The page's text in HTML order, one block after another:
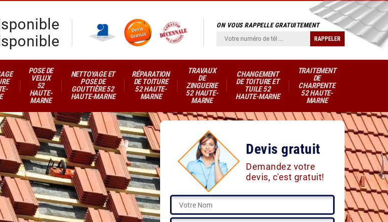
ON VOUS RAPPELLE GRATUITEMENT
POSE DE
VELUX
52
HAUTE-
MARNE
NETTOYAGE ET
POSE DE
GOUTTIÈRE 52
HAUTE-MARNE
RÉPARATION
DE TOITURE
52 HAUTE-
MARNE
TRAVAUX
DE
ZINGUERIE
52 HAUTE-
MARNE
CHANGEMENT
DE TOITURE ET
TUILE 52
HAUTE-MARNE
TRAITEMENT
DE
CHARPENTE
52 HAUTE-
MARNE
Devis gratuit
Demandez votre
devis, c'est gratuit!